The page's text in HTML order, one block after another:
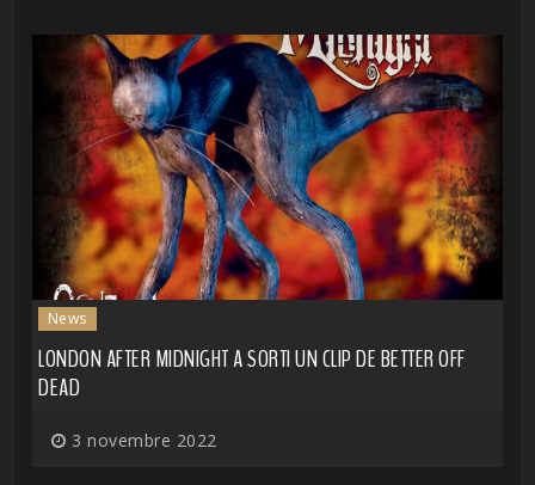
News
LONDON AFTER MIDNIGHT A SORTI UN CLIP DE BETTER OFF
DEAD
3 novembre 2022